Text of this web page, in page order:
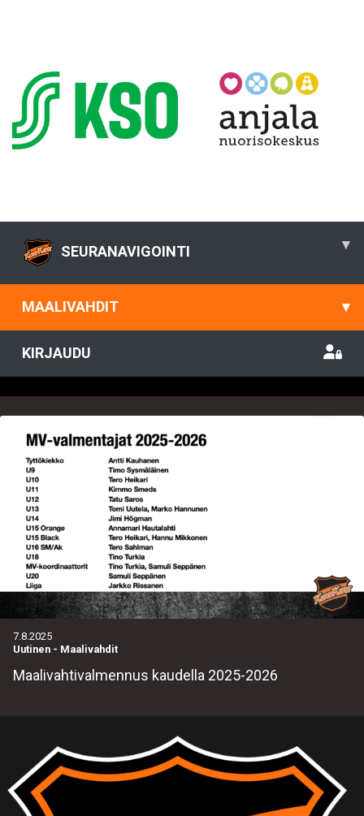
SEURANAVIGOINTI ▾
MAALIVAHDIT ▾
KIRJAUDU
7.8.2025
Uutinen - Maalivahdit
Maalivahtivalmennus kaudella 2025-2026